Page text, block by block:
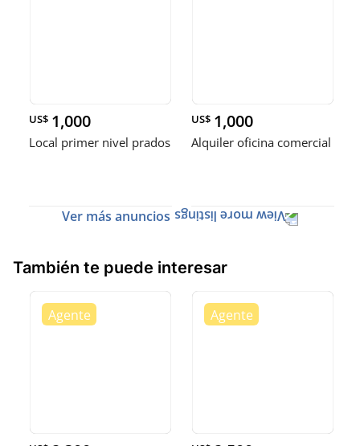
US$ 1,000
Local primer nivel prados
US$ 1,000
Alquiler oficina comercial
Ver más anuncios
También te puede interesar